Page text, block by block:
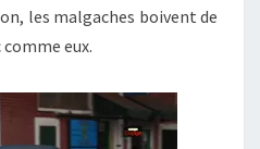
les malgaches boivent de
eux.